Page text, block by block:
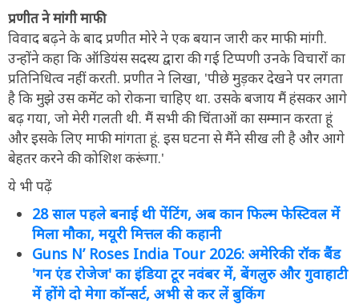
प्रणीत ने मांगी माफी
विवाद बढ़ने के बाद प्रणीत मोरे ने एक बयान जारी कर माफी मांगी.
उन्होंने कहा कि ऑडियंस सदस्य द्वारा की गई टिप्पणी उनके विचारों का
प्रतिनिधित्व नहीं करती. प्रणीत ने लिखा, 'पीछे मुड़कर देखने पर लगता
है कि मुझे उस कमेंट को रोकना चाहिए था. उसके बजाय मैं हंसकर आगे
बढ़ गया, जो मेरी गलती थी. मैं सभी की चिंताओं का सम्मान करता हूं
और इसके लिए माफी मांगता हूं. इस घटना से मैंने सीख ली है और आगे
बेहतर करने की कोशिश करूंगा.'
ये भी पढ़ें
28 साल पहले बनाई थी पेंटिंग, अब कान फिल्म फेस्टिवल में
मिला मौका, मयूरी मित्तल की कहानी
Guns N’ Roses India Tour 2026: अमेरिकी रॉक बैंड
'गन एंड रोजेज' का इंडिया टूर नवंबर में, बेंगलुरु और गुवाहाटी
में होंगे दो मेगा कॉन्सर्ट, अभी से कर लें बुकिंग